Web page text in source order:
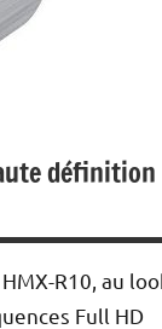
définition
R10, au
Full HD